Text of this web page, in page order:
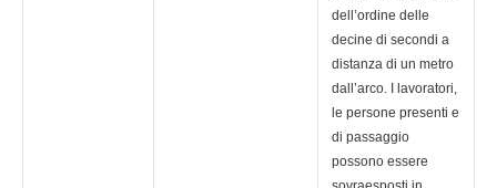
dell’ordine delle
decine di secondi a
distanza di un metro
dall’arco. I lavoratori,
le persone presenti e
di passaggio
possono essere